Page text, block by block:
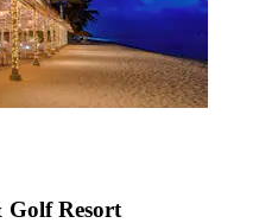
Golf Resort